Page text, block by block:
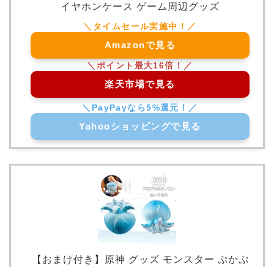
イヤホンケース ゲーム周辺グッズ
Amazonで見る
楽天市場で見る
Yahooショッピングで見る
【おまけ付き】原神 グッズ モンスター ぷかぷ